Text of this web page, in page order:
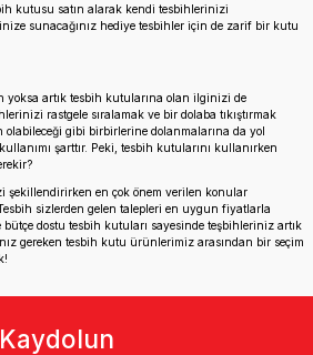
kutusu satın alarak kendi tesbihlerinizi
sunacağınız hediye tesbihler için de zarif bir kutu
yoksa artık tesbih kutularına olan ilginizi de
rastgele sıralamak ve bir dolaba tıkıştırmak
olabileceği gibi birbirlerine dolanmalarına da yol
şarttır. Peki, tesbih kutularını kullanırken
şekillendirirken en çok önem verilen konular
sizlerden gelen talepleri en uygun fiyatlarla
bütçe dostu tesbih kutuları sayesinde teşbihleriniz artık
gereken tesbih kutu ürünlerimiz arasından bir seçim